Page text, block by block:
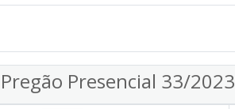
Pregão Presencial 33/2023